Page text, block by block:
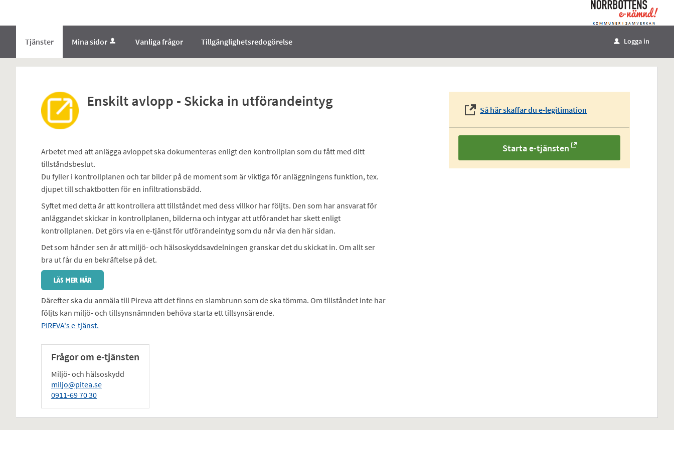
tjänster
-
Tjänster Mina sidor Vanliga frågor Tillgänglighetsredogörelse u Logga in
Enskilt avlopp - Skicka in utförandeintyg
Arbetet med att anlägga avloppet ska dokumenteras enligt den kontrollplan som du fått med ditt
tillståndsbeslut.
Du fyller i kontrollplanen och tar bilder på de moment som är viktiga för anläggningens funktion, tex.
djupet till schaktbotten för en infiltrationsbädd.
Syftet med detta är att kontrollera att tillståndet med dess villkor har följts. Den som har ansvarat för
anläggandet skickar in kontrollplanen, bilderna och intygar att utförandet har skett enligt
kontrollplanen. Det görs via en e-tjänst för utförandeintyg som du når via den här sidan.
Det som händer sen är att miljö- och hälsoskyddsavdelningen granskar det du skickat in. Om allt ser
bra ut får du en bekräftelse på det.
Därefter ska du anmäla till Pireva att det finns en slambrunn som de ska tömma. Om tillståndet inte har
följts kan miljö- och tillsynsnämnden behöva starta ett tillsynsärende.
PIREVA's e-tjänst.
Frågor om e-tjänsten
Miljö- och hälsoskydd
miljo@pitea.se
0911-69 70 30
Så här skaffar du e-legitimation
Starta e-tjänsten